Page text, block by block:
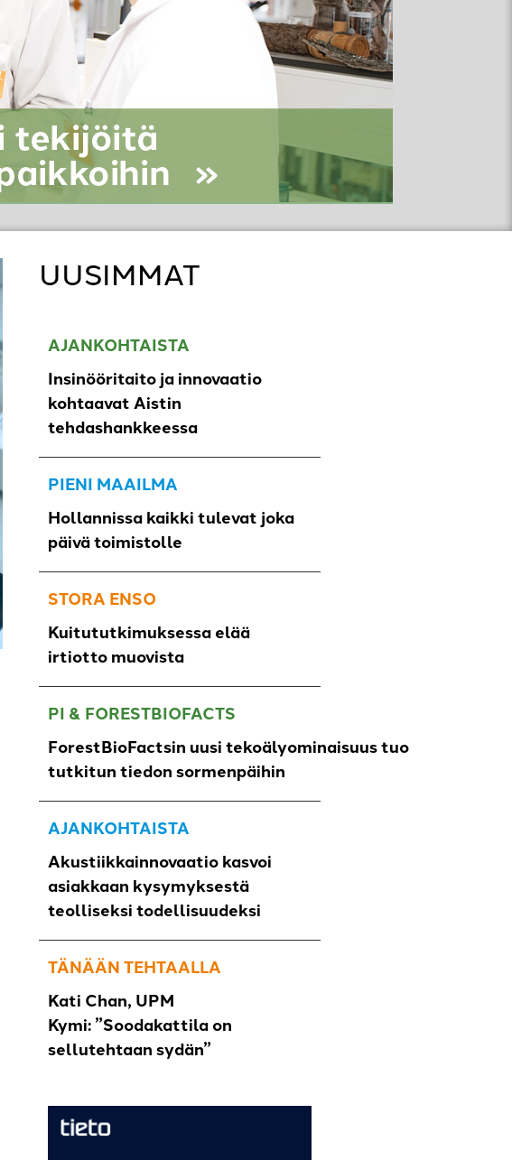
UUSIMMAT
AJANKOHTAISTA
Insinööritaito ja innovaatio
kohtaavat Aistin
tehdashankkeessa
PIENI MAAILMA
Hollannissa kaikki tulevat joka
päivä toimistolle
STORA ENSO
Kuitututkimuksessa elää
irtiotto muovista
PI & FORESTBIOFACTS
ForestBioFactsin uusi tekoälyominaisuus tuo
tutkitun tiedon sormenpäihin
AJANKOHTAISTA
Akustiikkainnovaatio kasvoi
asiakkaan kysymyksestä
teolliseksi todellisuudeksi
TÄNÄÄN TEHTAALLA
Kati Chan, UPM
Kymi: ”Soodakattila on
sellutehtaan sydän”